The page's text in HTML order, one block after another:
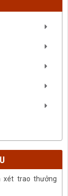
xét trao thưởng